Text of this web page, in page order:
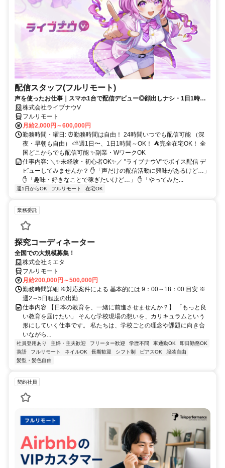
配信スタッフ(フルリモート)
声を使ったお仕事｜スマホ1台で配信デビュー◎顔出しナシ・1日1時間
～OK♪
株式会社ライブナウV
フルリモート
月給2,000円～600,000円
勤務時間・曜日: ⏰勤務時間は自由！ 24時間いつでも配信可能 （深
夜・早朝も自由） ⛅週1日〜、1日1時間～OK！ ⛺完全在宅OK！ 全
国どこからでも配信可能 ✨副業・WワークOK
仕事内容: ＼✨未経験・初心者OK✨／ "ライブナウV"でボイス配信 デ
ビューしてみませんか？ ✋「声だけの配信活動に興味があるけど…」
✋「趣味・好きなことで稼ぎたいけど…」 ✋「やってみた...
週1日からOK フルリモート 在宅OK
業務委託
探究コーディネーター
全国での大規模募集！
株式会社ミエタ
フルリモート
月給200,000円～500,000円
勤務時間詳細 ※対応案件による 基本的には 9：00～18：00 目安 ※
週2～5日程度の出勤
仕事内容 【日本の教育を、一緒に前進させませんか？】 「もっと良
い教育を届けたい」 そんな学校現場の想いを、カリキュラムという
形にしていく仕事です。 私たちは、学校ごとの理念や課題に向き合
いながら...
社員登用あり 主婦・主夫歓迎 フリーター歓迎 学歴不問 車通勤OK
即日勤務OK
英語
フルリモート ネイルOK 長期歓迎 シフト制 ピアスOK
服装自由
髪型・髪色自由
契約社員